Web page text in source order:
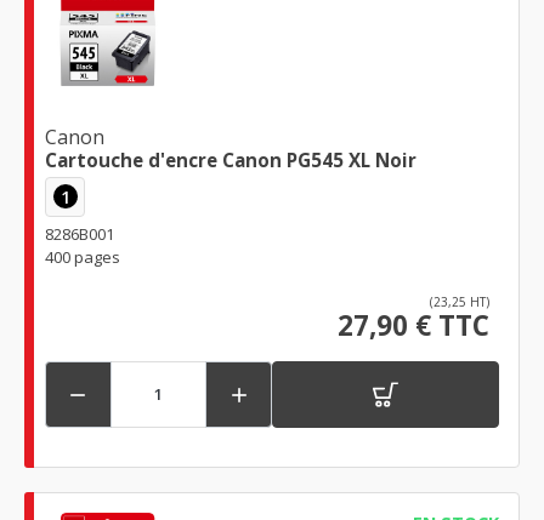
Canon
Cartouche d'encre Canon PG545 XL Noir
1
8286B001
400 pages
(23,25 HT)
27,90 € TTC
 